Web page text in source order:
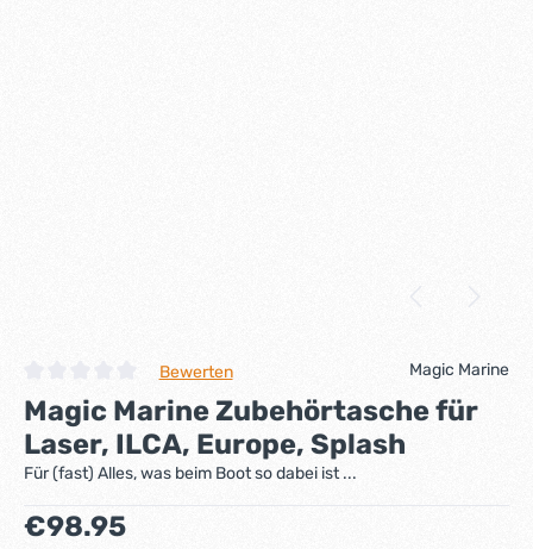
Durchschnittliche Bewertung von 0 von 5 Sternen
Bewerten Magic Marine
Magic Marine Zubehörtasche für
Laser, ILCA, Europe, Splash
Für (fast) Alles, was beim Boot so dabei ist ...
Regulärer Preis:
€98.95